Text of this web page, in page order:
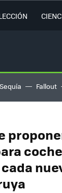
Sequía Fallout